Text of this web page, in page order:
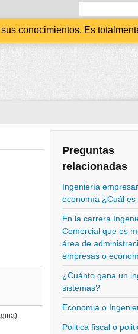
conocimientos. Es
Preguntas
relacionadas
Ingeniería
economía ¿Cuál es
En la carrera
Comercial que es
área de
empresas o
¿Cuánto gana un
sistemas?
Economia o
Politica fiscal o